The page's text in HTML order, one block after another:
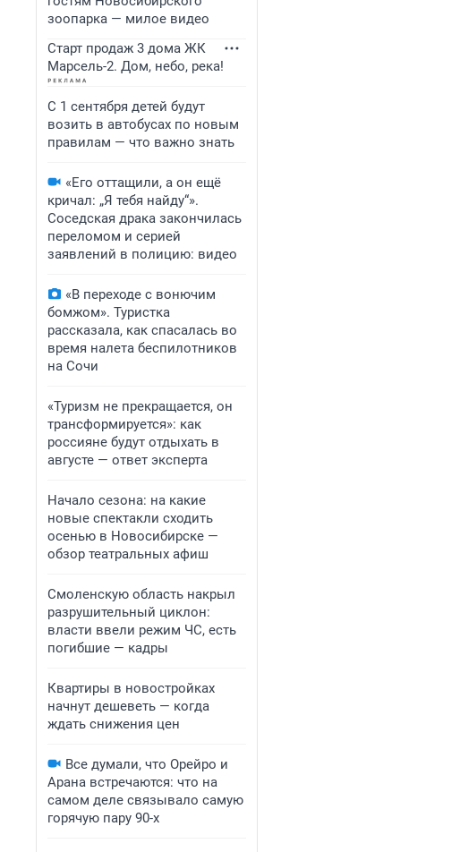
зоопарка — милое видео
Старт продаж 3 дома ЖК
Марсель-2. Дом, небо, река!
С 1 сентября детей будут
возить в автобусах по новым
правилам — что важно знать
«Его оттащили, а он ещё
кричал: „Я тебя найду“».
Соседская драка закончилась
переломом и серией
заявлений в полицию: видео
«В переходе с вонючим
бомжом». Туристка
рассказала, как спасалась во
время налета беспилотников
на Сочи
«Туризм не прекращается, он
трансформируется»: как
россияне будут отдыхать в
августе — ответ эксперта
Начало сезона: на какие
новые спектакли сходить
осенью в Новосибирске —
обзор театральных афиш
Смоленскую область накрыл
разрушительный циклон:
власти ввели режим ЧС, есть
погибшие — кадры
Квартиры в новостройках
начнут дешеветь — когда
ждать снижения цен
Все думали, что Орейро и
Арана встречаются: что на
самом деле связывало самую
горячую пару 90-х